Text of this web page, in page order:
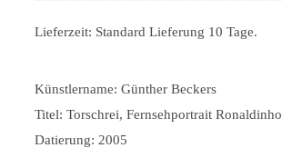
Lieferzeit: Standard Lieferung 10 Tage.
Künstlername: Günther Beckers
Titel: Torschrei, Fernsehportrait Ronaldinho
Datierung: 2005